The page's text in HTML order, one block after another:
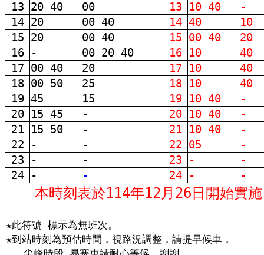
13
20 40 00 13 10 40
-
14 20 00 40 14 40
10
15
20 00 40 15 00 40
20
16
- 00 20 40 16 10
40
17
00 40 20 17 10
40
18 00 50 25 18 10
40
19 45 15 19 10 40
-
20
15 45 - 20 10 40
-
21
15 50 - 21 10 40
-
22
- - 22 05
-
23
- - 23 -
-
24
- - 24 - -
本時刻表於114年12月26日開始實施
★此符號–標示為無班次。
★到站時刻為預估時間，視路況調整，請提早候車，